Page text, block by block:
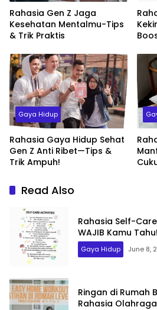
Rahasia Gen Z Jaga
Kesehatan Mentalmu-Tips
& Trik Praktis
Boosting
Gaya Hidup
Rahasia Gaya Hidup Sehat
Gen Z Anti Ribet—Tips &
Trik Ampuh!
Read Also
Rahasia Self-
WAJIB Kamu Tahu!
Gaya Hidup June 8,
Ringan di Rumah
Rahasia